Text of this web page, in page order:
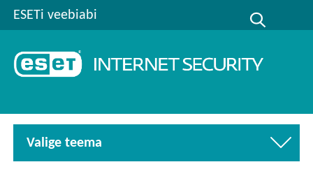
ESETi veebiabi
Valige teema